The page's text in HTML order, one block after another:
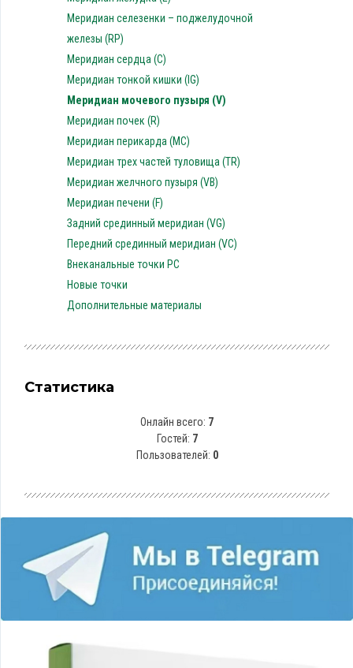
Меридиан селезенки – поджелудочной
железы (RP)
Меридиан сердца (C)
Меридиан тонкой кишки (IG)
Меридиан мочевого пузыря (V)
Меридиан почек (R)
Меридиан перикарда (MC)
Меридиан трех частей туловища (TR)
Меридиан желчного пузыря (VB)
Меридиан печени (F)
Задний срединный меридиан (VG)
Передний срединный меридиан (VC)
Внеканальные точки PC
Новые точки
Дополнительные материалы
Статистика
Онлайн всего: 7
Гостей: 7
Пользователей: 0